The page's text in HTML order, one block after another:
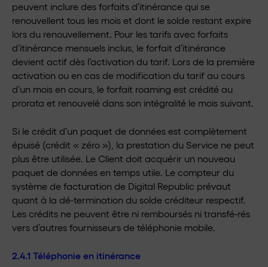
peuvent inclure des forfaits d’itinérance qui se
renouvellent tous les mois et dont le solde restant expire
lors du renouvellement. Pour les tarifs avec forfaits
d’itinérance mensuels inclus, le forfait d’itinérance
devient actif dès l’activation du tarif. Lors de la première
activation ou en cas de modification du tarif au cours
d’un mois en cours, le forfait roaming est crédité au
prorata et renouvelé dans son intégralité le mois suivant.
Si le crédit d’un paquet de données est complètement
épuisé (crédit « zéro »), la prestation du Service ne peut
plus être utilisée. Le Client doit acquérir un nouveau
paquet de données en temps utile. Le compteur du
système de facturation de Digital Republic prévaut
quant à la dé-termination du solde créditeur respectif.
Les crédits ne peuvent être ni remboursés ni transfé-rés
vers d’autres fournisseurs de téléphonie mobile.
2.4.1 Téléphonie en itinérance